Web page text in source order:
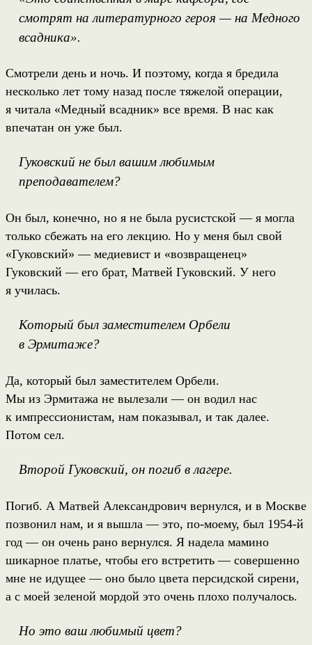
смотрят на литературного героя — на Медного
всадника».
Смотрели день и ночь. И поэтому, когда я бредила
несколько лет тому назад после тяжелой операции,
я читала «Медный всадник» все время. В нас как
впечатан он уже был.
Гуковский не был вашим любимым
преподавателем?
Он был, конечно, но я не была русистской — я могла
только сбежать на его лекцию. Но у меня был свой
«Гуковский» — медиевист и «возвращенец»
Гуковский — его брат, Матвей Гуковский. У него
я училась.
Который был заместителем Орбели
в Эрмитаже?
Да, который был заместителем Орбели.
Мы из Эрмитажа не вылезали — он водил нас
к импрессионистам, нам показывал, и так далее.
Потом сел.
Второй Гуковский, он погиб в лагере.
Погиб. А Матвей Александрович вернулся, и в Москве
позвонил нам, и я вышла — это, по-моему, был 1954-й
год — он очень рано вернулся. Я надела мамино
шикарное платье, чтобы его встретить — совершенно
мне не идущее — оно было цвета персидской сирени,
а с моей зеленой мордой это очень плохо получалось.
Но это ваш любимый цвет?